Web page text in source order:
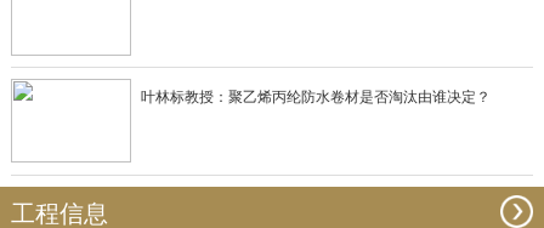
叶林标教授：聚乙烯丙纶防水卷材是否淘汰由谁决定？
工程信息